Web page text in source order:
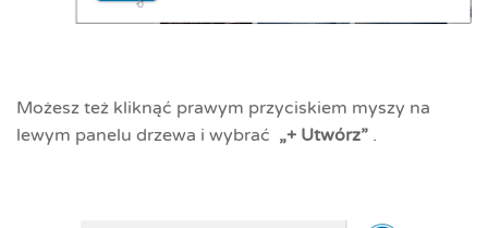
Możesz też kliknąć prawym przyciskiem myszy na
lewym panelu drzewa i wybrać „+ Utwórz” .